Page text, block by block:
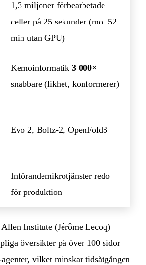
1,3 miljoner förbearbetade
celler på 25 sekunder (mot 52
min utan GPU)
Kemoinformatik 3 000×
snabbare (likhet, konformerer)
Evo 2, Boltz-2, OpenFold3
Införandemikrotjänster redo
för produktion
Allen Institute (Jérôme Lecoq)
översikter på över 100 sidor
vilket minskar tidsåtgången